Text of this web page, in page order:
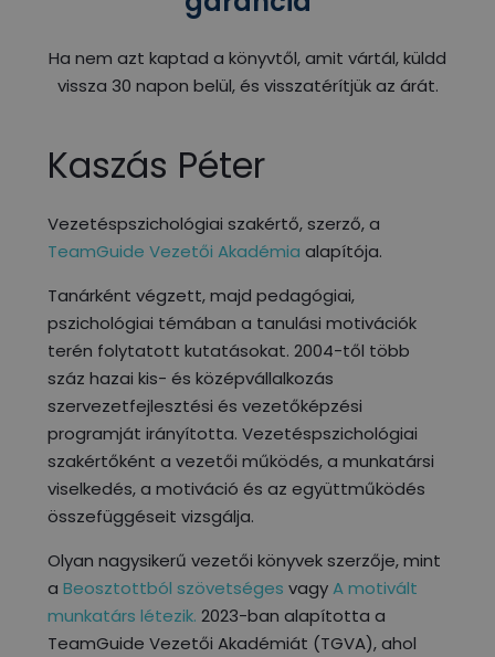
Ha nem azt kaptad a könyvtől, amit vártál, küldd
vissza 30 napon belül, és visszatérítjük az árát.
Kaszás Péter
Vezetéspszichológiai szakértő, szerző, a
TeamGuide Vezetői Akadémia alapítója.
Tanárként végzett, majd pedagógiai,
pszichológiai témában a tanulási motivációk
terén folytatott kutatásokat. 2004-től több
száz hazai kis- és középvállalkozás
szervezetfejlesztési és vezetőképzési
programját irányította. Vezetéspszichológiai
szakértőként a vezetői működés, a munkatársi
viselkedés, a motiváció és az együttműködés
összefüggéseit vizsgálja.
Olyan nagysikerű vezetői könyvek szerzője, mint
a Beosztottból szövetséges vagyA motivált
munkatárs létezik. 2023-ban alapította a
TeamGuide Vezetői Akadémiát (TGVA), ahol